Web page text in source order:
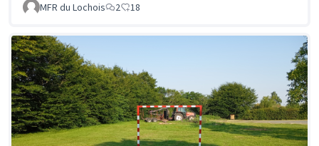
MFR du Lochois
2 18